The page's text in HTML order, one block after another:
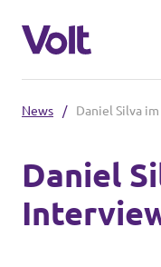
English
Policies
News / Daniel Silva
Daniel